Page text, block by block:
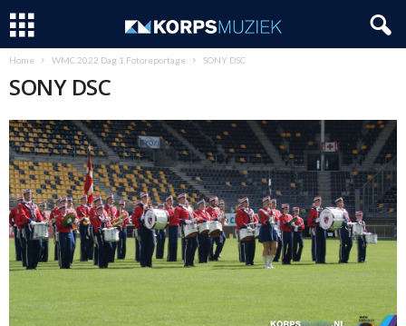
Home WMC 2022 Dag 1 Fotoreportage SONY DSC
SONY DSC